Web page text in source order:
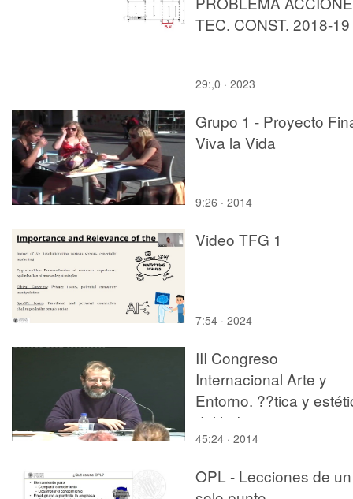
TEC. CONST. 2018-19
29:,0 · 2023
Grupo 1 - Proyecto
Viva la Vida
9:26 · 2014
Video TFG 1
7:54 · 2024
III Congreso
Internacional Arte y
Entorno. ??tica y
del habitar.
45:24 · 2014
OPL - Lecciones de un